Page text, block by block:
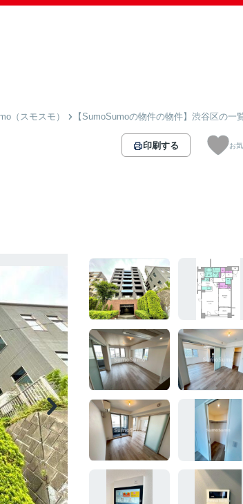
（スモスモ） 【SumoSumoの物件の物件】渋谷区の一
印刷する お